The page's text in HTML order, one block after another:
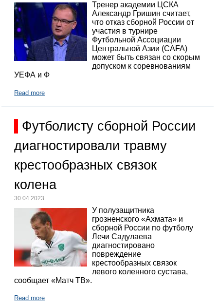
Тренер академии ЦСКА
Александр Гришин считает,
что отказ сборной России от
участия в турнире
Футбольной Ассоциации
Центральной Азии (CAFA)
может быть связан со скорым
допуском к соревнованиям
УЕФА и Ф
Read more
Футболисту сборной России
диагностировали травму
крестообразных связок
колена
30.04.2023
У полузащитника
грозненского «Ахмата» и
сборной России по футболу
Лечи Садулаева
диагностировано
повреждение
крестообразных связок
левого коленного сустава,
сообщает «Матч ТВ».
Read more